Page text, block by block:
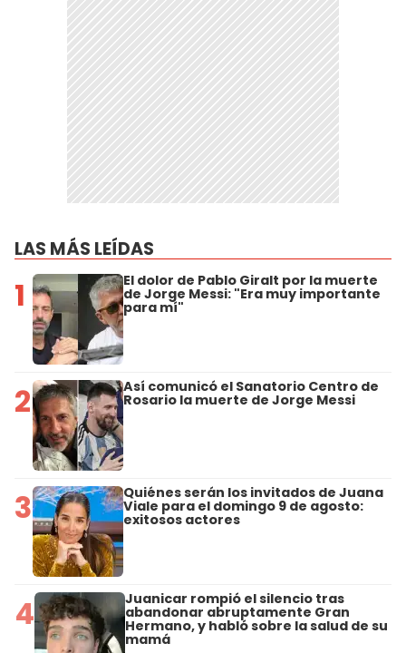
LAS MÁS LEÍDAS
1 El dolor de Pablo Giralt por la muerte
de Jorge Messi: "Era muy importante
para mí"
2 Así comunicó el Sanatorio Centro de
Rosario la muerte de Jorge Messi
3 Quiénes serán los invitados de Juana
Viale para el domingo 9 de agosto:
exitosos actores
4 Juanicar rompió el silencio tras
abandonar abruptamente Gran
Hermano, y habló sobre la salud de su
mamá